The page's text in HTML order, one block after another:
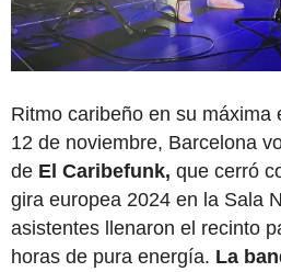
Ritmo caribeño en su máxima
12 de noviembre, Barcelona
de El Caribefunk, que cerró
gira europea 2024 en la Sala
asistentes llenaron el recinto
horas de pura energía. La